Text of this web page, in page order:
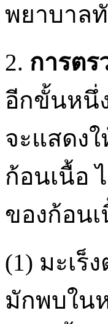
พยาบาล
2. การตร
อีกขั้นหนึ่
จะแสดง
ก้อนเนื้อ
ของก้อน
(1) มะเร็
มักพบใน